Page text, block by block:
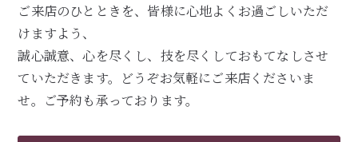
ご来店のひとときを、皆様に心地よくお過ごしいただ
けますよう、
誠心誠意、心を尽くし、技を尽くしておもてなしさせ
ていただきます。どうぞお気軽にご来店くださいま
せ。ご予約も承っております。